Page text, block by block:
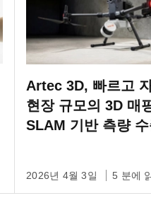
Artec 3D, 빠르고
현장 규모의 3D 매
SLAM 기반 측량
2026년 4월 3일 5 분에